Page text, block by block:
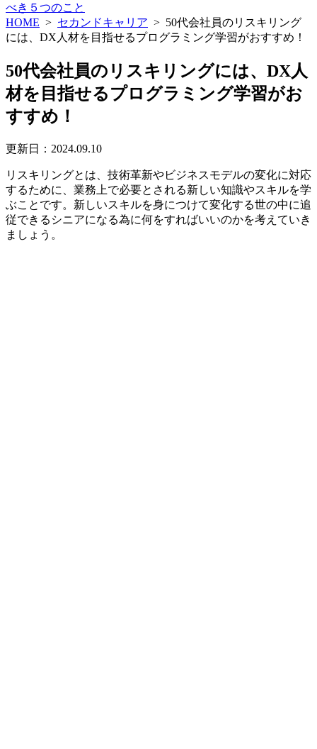
べき５つのこと
HOME > セカンドキャリア > 50代会社員のリスキリング
には、DX人材を目指せるプログラミング学習がおすすめ！
50代会社員のリスキリングには、DX人
材を目指せるプログラミング学習がお
すすめ！
更新日：2024.09.10
リスキリングとは、技術革新やビジネスモデルの変化に対応
するために、業務上で必要とされる新しい知識やスキルを学
ぶことです。新しいスキルを身につけて変化する世の中に追
従できるシニアになる為に何をすればいいのかを考えていき
ましょう。